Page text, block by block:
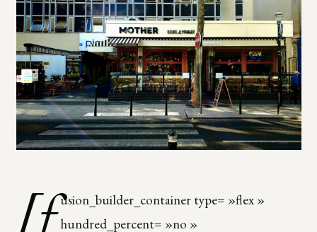
[f usion_builder_container type= »flex »
hundred_percent= »no »